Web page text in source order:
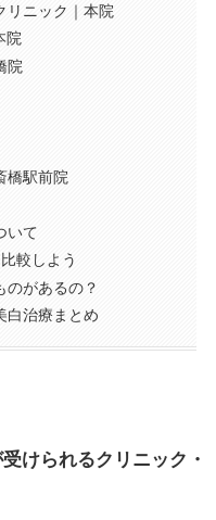
リニック｜本院
院
院
橋駅前院
いて
較しよう
のがあるの？
白治療まとめ
けられるクリニック・